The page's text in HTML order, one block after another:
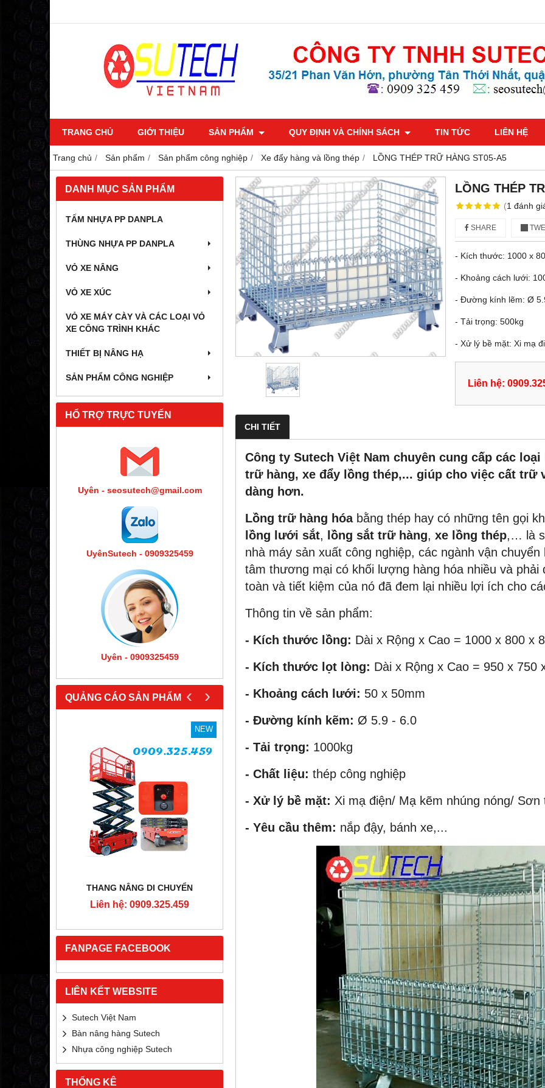
TRANG CHỦ GIỚI THIỆU SẢN PHẨM QUY ĐỊNH VÀ CHÍNH SÁCH TIN TỨC LIÊN HỆ
Trang chủ Sản phẩm Sản phẩm công nghiệp Xe đẩy hàng và lồng thép LỒNG THÉP TRỮ HÀNG ST05-A5
DANH MỤC SẢN PHẨM
TẤM NHỰA PP DANPLA
THÙNG NHỰA PP DANPLA
VỎ XE NÂNG
VỎ XE XÚC
VỎ XE MÁY CÀY VÀ CÁC LOẠI VỎ
XE CÔNG TRÌNH KHÁC
THIẾT BỊ NÂNG HẠ
SẢN PHẨM CÔNG NGHIỆP
HỔ TRỢ TRỰC TUYẾN
Uyên - seosutech@gmail.com
UyênSutech - 0909325459
Uyên - 0909325459
QUẢNG CÁO SẢN PHẨM
NEW
THANG NÂNG DI CHUYỂN
Liên hệ: 0909.325.459
THANG NÂNG ĐÔI
Liên hệ: 0909.325.459
THÙNG NHỰA NẸP GÓC CÓ VÁCH
NGĂN
Liên hệ: 0909.325.459
‹ ›
FANPAGE FACEBOOK
LIÊN KẾT WEBSITE
Sutech Việt Nam
Bàn nâng hàng Sutech
Nhựa công nghiệp Sutech
THỐNG KÊ
LỒNG THÉP
(1 đánh
SHARE
- Kích thước: 1000 x
- Khoảng cách lưới:
- Đường kính lẽm: Ø
- Tải trọng: 500kg
- Xử lý bề mặt: Xi mạ
Liên hệ:
CHI TIẾT
Công ty Sutech Việt Nam chuyên cung cấp các
trữ hàng, xe đẩy lồng thép,... giúp cho việc cất trữ
dàng hơn.
Lồng trữ hàng hóabằng thép hay có những tên gọi
lồng lưới sắt, lồng sắt trữ hàng, xe lồng thép,… là
nhà máy sản xuất công nghiệp, các ngành vận
tâm thương mại có khối lượng hàng hóa nhiều và phải
toàn và tiết kiệm của nó đã đem lại nhiều lợi ích cho
Thông tin về sản phẩm:
- Kích thước lồng: Dài x Rộng x Cao = 1000 x 800 x
- Kích thước lọt lòng: Dài x Rộng x Cao = 950 x 750
- Khoảng cách lưới: 50 x 50mm
- Đường kính kẽm: Ø 5.9 - 6.0
- Tải trọng: 1000kg
- Chất liệu: thép công nghiệp
- Xử lý bề mặt: Xi mạ điện/ Mạ kẽm nhúng nóng/ Sơn
- Yêu cầu thêm: nắp đậy, bánh xe,...